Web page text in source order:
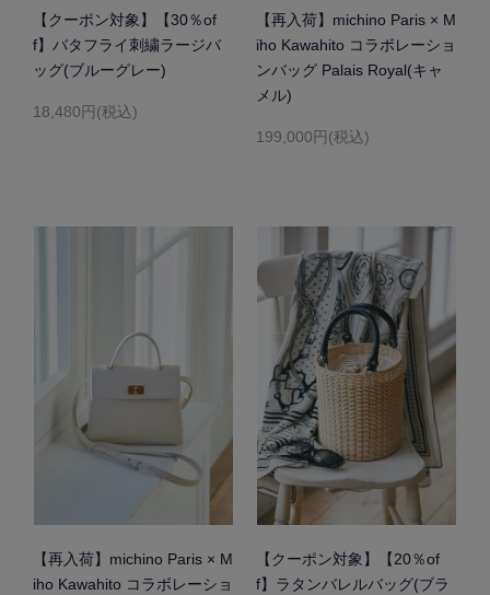
【クーポン対象】【30％of
f】バタフライ刺繍ラージバ
ッグ(ブルーグレー)
18,480円(税込)
【再入荷】michino Paris × M
iho Kawahito コラボレーショ
ンバッグ Palais Royal(キャ
メル)
199,000円(税込)
【再入荷】michino Paris × M
iho Kawahito コラボレーショ
【クーポン対象】【20％of
f】ラタンバレルバッグ(ブラ